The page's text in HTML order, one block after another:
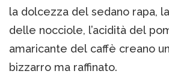
la dolcezza del sedano rapa,
delle nocciole, l’acidità del
amaricante del caffè creano
bizzarro ma raffinato.